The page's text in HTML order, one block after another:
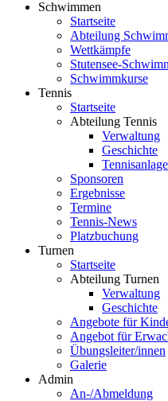
Schwimmen
Startseite
Abteilung
Wettkämpfe
Stutensee-
Schwimmkurse
Tennis
Startseite
Abteilung Tennis
Verwaltung
Geschichte
Tennisanlage
Sponsoren
Ergebnisse
Termine
Tennis-News
Platzbuchung
Turnen
Startseite
Abteilung Turnen
Verwaltung
Geschichte
Angebote für
Angebot für
Übungsleiter/innen
Galerie
Admin
An-/Abmeldung